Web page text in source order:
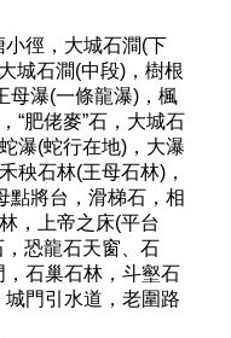
徑，大城石澗(下
城石澗(中段)，樹根
母瀑(一條龍瀑)，楓
“肥佬麥”石，大城石
瀑(蛇行在地)，大瀑
秧石林(王母石林)，
點將台，滑梯石，相
，上帝之床(平台
恐龍石天窗、石
石巢石林，斗壑石
門引水道，老圍路